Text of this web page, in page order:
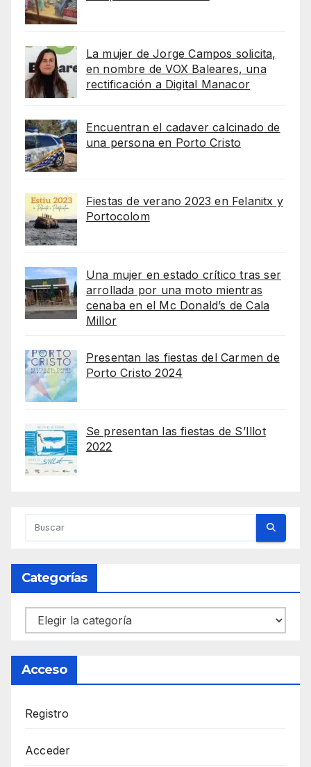
La mujer de Jorge Campos solicita,
en nombre de VOX Baleares, una
rectificación a Digital Manacor
Encuentran el cadaver calcinado de
una persona en Porto Cristo
Fiestas de verano 2023 en Felanitx y
Portocolom
Una mujer en estado crítico tras ser
arrollada por una moto mientras
cenaba en el Mc Donald’s de Cala
Millor
Presentan las fiestas del Carmen de
Porto Cristo 2024
Se presentan las fiestas de S’Illot
2022
Categorías
Categorías
Acceso
Registro
Acceder